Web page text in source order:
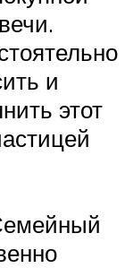
и
этот